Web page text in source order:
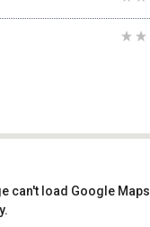
can't load Google Maps